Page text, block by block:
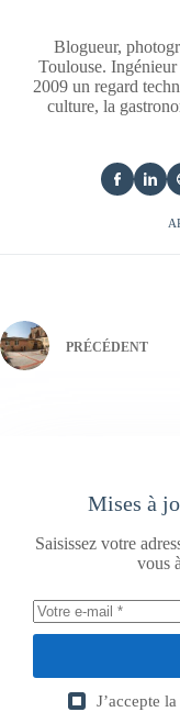
Blogueur,
Toulouse.
2009 un regard
culture, la
PRÉCÉDENT
Mises à
Saisissez votre
vous
J’accepte la